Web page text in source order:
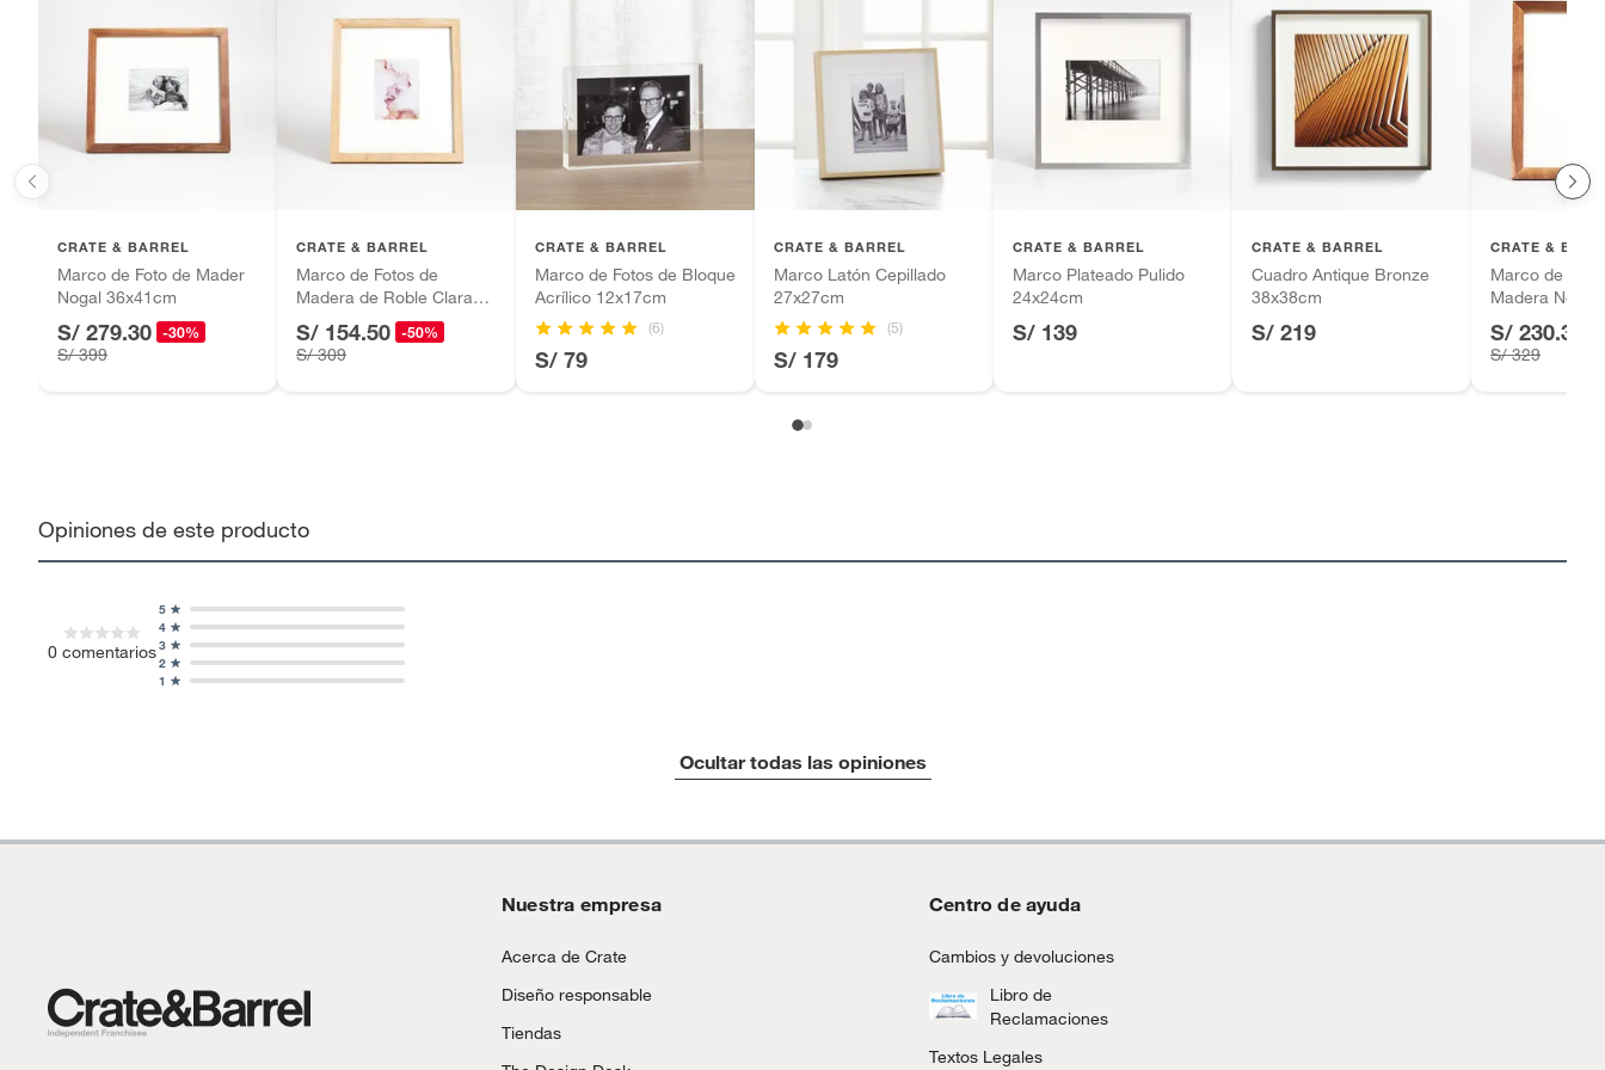
Alto
Motocicletas y bicicletas motorizadas.
Licores y cigarros electrónicos.
CRATE & BARREL
Marco de Foto de Mader
Nogal 36x41cm
S/ 279.30 -30%
S/ 399
CRATE & BARREL
Marco de Fotos de
Madera de Roble Clara
S/ 154.50 -50%
S/ 309
CRATE & BARREL
Marco de Fotos de Bloque
Acrílico 12x17cm
(6)
S/ 79
CRATE & BARREL
Marco Latón Cepillado
27x27cm
(5)
S/ 179
CRATE & BARREL
Marco Plateado Pulido
24x24cm
S/ 139
CRATE & BARREL
Cuadro Antique Bronze
38x38cm
S/ 219
CRATE &
Marco de
Madera Nogal
S/ 230.30
S/ 329
Opiniones de este producto
0 comentarios
1
2
3
4
5
Ocultar todas las opiniones
Nuestra empresa
Acerca de Crate
Diseño responsable
Tiendas
Centro de ayuda
Cambios y devoluciones
Libro de
Reclamaciones
Textos Legales